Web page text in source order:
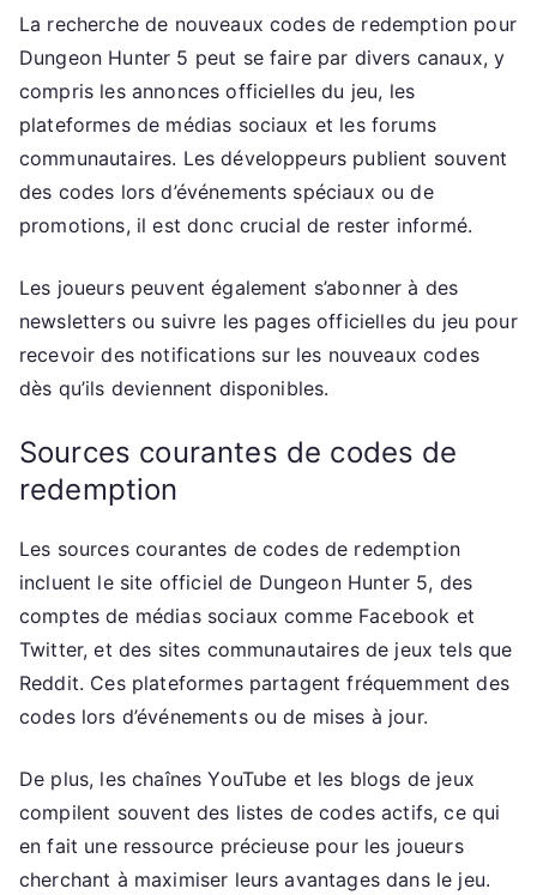
La recherche de nouveaux codes de redemption pour
Dungeon Hunter 5 peut se faire par divers canaux, y
compris les annonces officielles du jeu, les
plateformes de médias sociaux et les forums
communautaires. Les développeurs publient souvent
des codes lors d’événements spéciaux ou de
promotions, il est donc crucial de rester informé.
Les joueurs peuvent également s’abonner à des
newsletters ou suivre les pages officielles du jeu pour
recevoir des notifications sur les nouveaux codes
dès qu’ils deviennent disponibles.
Sources courantes de codes de
redemption
Les sources courantes de codes de redemption
incluent le site officiel de Dungeon Hunter 5, des
comptes de médias sociaux comme Facebook et
Twitter, et des sites communautaires de jeux tels que
Reddit. Ces plateformes partagent fréquemment des
codes lors d’événements ou de mises à jour.
De plus, les chaînes YouTube et les blogs de jeux
compilent souvent des listes de codes actifs, ce qui
en fait une ressource précieuse pour les joueurs
cherchant à maximiser leurs avantages dans le jeu.